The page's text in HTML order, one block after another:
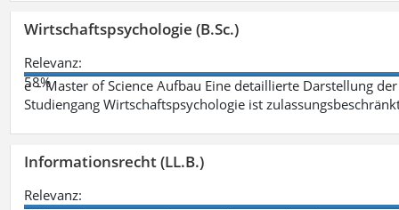
Wirtschaftspsychologie (B.Sc.)
Relevanz:
58%
e – Master of Science Aufbau Eine detaillierte Darstellung
Studiengang Wirtschaftspsychologie ist
Informationsrecht (LL.B.)
Relevanz: